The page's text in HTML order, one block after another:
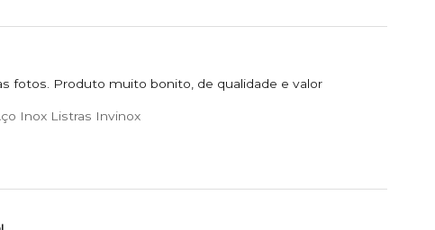
fotos. Produto muito bonito, de qualidade e valor
Inox Listras Invinox